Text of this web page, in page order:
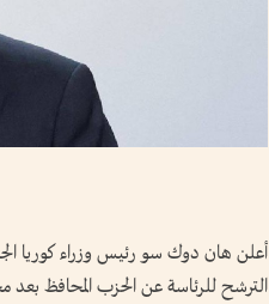
أعلن هان دوك سو رئيس وزراء كوريا
الترشح للرئاسة عن الحزب المحافظ